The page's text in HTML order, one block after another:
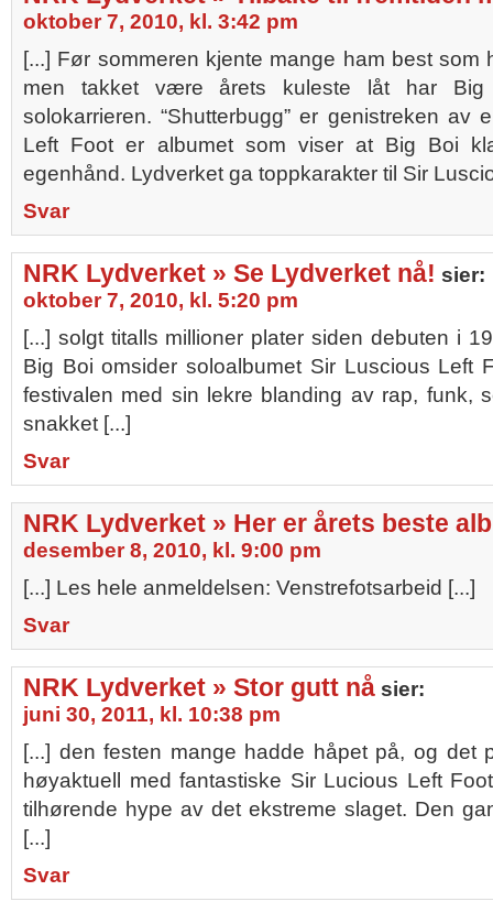
oktober 7, 2010, kl. 3:42 pm
[...] Før sommeren kjente mange ham best som
men takket være årets kuleste låt har
solokarrieren. “Shutterbugg” er genistreken av
Left Foot er albumet som viser at Big Boi
egenhånd. Lydverket ga toppkarakter til Sir
Svar
NRK Lydverket » Se Lydverket nå! sier:
oktober 7, 2010, kl. 5:20 pm
[...] solgt titalls millioner plater siden debuten i
Big Boi omsider soloalbumet Sir Luscious Left
festivalen med sin lekre blanding av rap, funk,
snakket [...]
Svar
NRK Lydverket » Her er årets beste
desember 8, 2010, kl. 9:00 pm
[...] Les hele anmeldelsen: Venstrefotsarbeid [...]
Svar
NRK Lydverket » Stor gutt nå sier:
juni 30, 2011, kl. 10:38 pm
[...] den festen mange hadde håpet på, og det
høyaktuell med fantastiske Sir Lucious Left
tilhørende hype av det ekstreme slaget. Den
[...]
Svar